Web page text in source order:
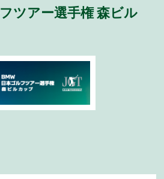
ツアー選手権 森ビル